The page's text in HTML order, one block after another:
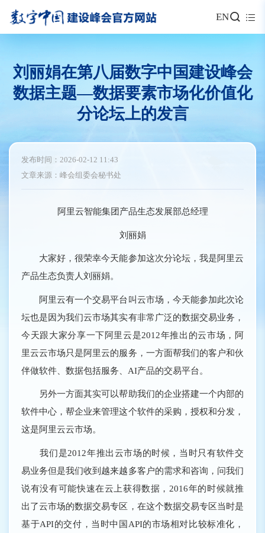
EN
刘丽娟在第八届数字中国建设峰会
数据主题—数据要素市场化价值化
分论坛上的发言
发布时间：2026-02-12 11:43
文章来源：峰会组委会秘书处
阿里云智能集团产品生态发展部总经理
刘丽娟
大家好，很荣幸今天能参加这次分论坛，我是阿里云
产品生态负责人刘丽娟。
阿里云有一个交易平台叫云市场，今天能参加此次论
坛也是因为我们云市场其实有非常广泛的数据交易业务，
今天跟大家分享一下阿里云是2012年推出的云市场，阿
里云云市场只是阿里云的服务，一方面帮我们的客户和伙
伴做软件、数据包括服务、AI产品的交易平台。
另外一方面其实可以帮助我们的企业搭建一个内部的
软件中心，帮企业来管理这个软件的采购，授权和分发，
这是阿里云云市场。
我们是2012年推出云市场的时候，当时只有软件交
易业务但是我们收到越来越多客户的需求和咨询，问我们
说有没有可能快速在云上获得数据，2016年的时候就推
出了云市场的数据交易专区，在这个数据交易专区当时是
基于API的交付，当时中国API的市场相对比较标准化，